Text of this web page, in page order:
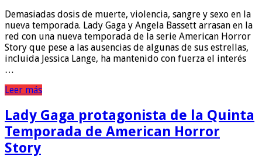
Demasiadas dosis de muerte, violencia, sangre y sexo en la
nueva temporada. Lady Gaga y Angela Bassett arrasan en la
red con una nueva temporada de la serie American Horror
Story que pese a las ausencias de algunas de sus estrellas,
incluida Jessica Lange, ha mantenido con fuerza el interés
…
Leer más
Lady Gaga protagonista de la Quinta
Temporada de American Horror
Story